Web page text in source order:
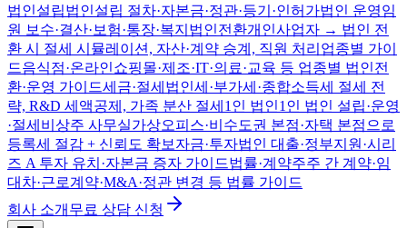
법인설립법인설립 절차·자본금·정관·등기·인허가법인 운영임
원 보수·결산·보험·통장·복지 법인전환개인사업자 → 법인 전
환 시 절세 시뮬레이션, 자산·계약 승계, 직원 처리 업종별 가이
드음식점·온라인쇼핑몰·제조·IT·의료·교육 등 업종별 법인전
환·운영 가이드세금·절세 법인세·부가세·종합소득세 절세 전
략, R&D 세액공제, 가족 분산 절세 1인 법인1인 법인 설립·운영
·절세 비상주 사무실가상오피스·비수도권 본점·자택 본점으로
등록세 절감 + 신뢰도 확보 자금·투자법인 대출·정부지원·시리
즈 A 투자 유치·자본금 증자 가이드법률·계약주주 간 계약·임
대차·근로계약·M&A·정관 변경 등 법률 가이드
회사 소개 무료 상담 신청